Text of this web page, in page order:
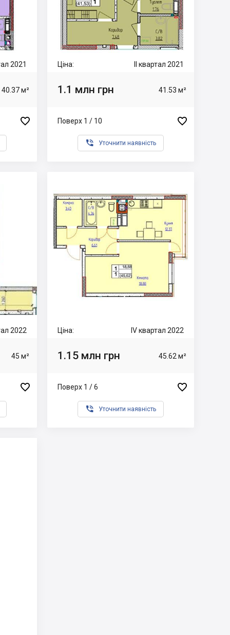
2021
40.37 м²

Ціна: II квартал 2021
1.1 млн грн 41.53 м²
Поверх 1 / 10 
 Уточнити наявність
2022
45 м²

Ціна: IV квартал 2022
1.15 млн грн 45.62 м²
Поверх 1 / 6 
 Уточнити наявність